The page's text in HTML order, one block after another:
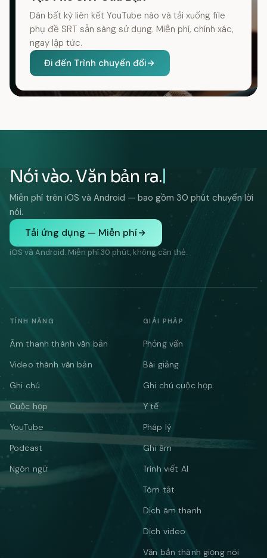
Dán bất kỳ liên kết YouTube nào và tải xuống file
phụ đề SRT sẵn sàng sử dụng. Miễn phí, chính xác,
ngay lập tức.
Đi đến Trình chuyển đổi
Nói vào. Văn bản ra.
Miễn phí trên iOS và Android — bao gồm 30 phút chuyển lời
nói.
Tải ứng dụng — Miễn phí
iOS và Android. Miễn phí 30 phút, không cần thẻ.
TÍNH NĂNG
Âm thanh thành văn bản
Video thành văn bản
Ghi chú
Cuộc họp
YouTube
Podcast
Ngôn ngữ
GIẢI PHÁP
Phỏng vấn
Bài giảng
Ghi chú cuộc họp
Y tế
Pháp lý
Ghi âm
Trình viết AI
Tóm tắt
Dịch âm thanh
Dịch video
Văn bản thành giọng nói